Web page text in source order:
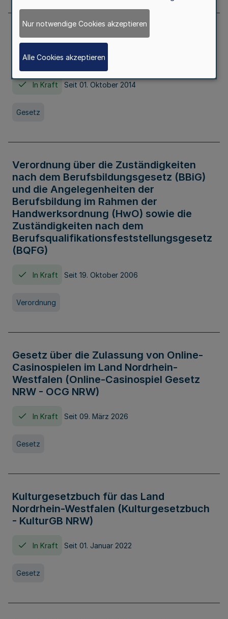
Gesetz über die Hochschulen des Landes
Nordrhein-Westfalen (Hochschulgesetz -
HG)
In Kraft Seit 01. Oktober 2014
Gesetz
Verordnung über die Zuständigkeiten
nach dem Berufsbildungsgesetz (BBiG)
und die Angelegenheiten der
Berufsbildung im Rahmen der
Handwerksordnung (HwO) sowie die
Zuständigkeiten nach dem
Berufsqualifikationsfeststellungsgesetz
(BQFG)
In Kraft Seit 19. Oktober 2006
Verordnung
Gesetz über die Zulassung von Online-
Casinospielen im Land Nordrhein-
Westfalen (Online-Casinospiel Gesetz
NRW - OCG NRW)
In Kraft Seit 09. März 2026
Gesetz
Kulturgesetzbuch für das Land
Nordrhein-Westfalen (Kulturgesetzbuch
- KulturGB NRW)
In Kraft Seit 01. Januar 2022
Gesetz
Nur notwendige Cookies akzeptieren
Alle Cookies akzeptieren